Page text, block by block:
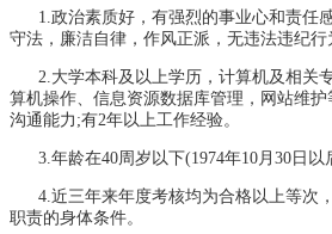
1.政治素质好，有强烈的事业心和责任
守法，廉洁自律，作风正派，无违法违纪行
2.大学本科及以上学历，计算机及相关
算机操作、信息资源数据库管理，网站维
沟通能力;有2年以上工作经验。
3.年龄在40周岁以下(1974年10月30日以
4.近三年来年度考核均为合格以上等次
职责的身体条件。